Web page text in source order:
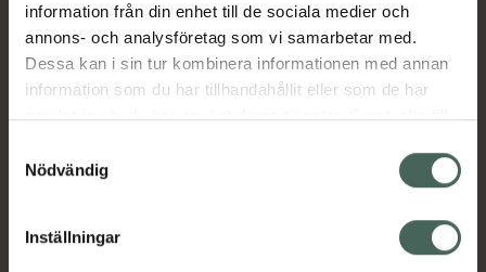
information från din enhet till de sociala medier och
annons- och analysföretag som vi samarbetar med.
Dessa kan i sin tur kombinera informationen med annan
information som du har tillhandahållit eller som de har
samlat in när du har använt deras tjänster. Samtycke till
återkalla ditt samtycke via webbplatsens
cookieinställningar. Ett återkallat samtycke påverkar inte
lagligheten av behandling som skett innan återkallelsen.
Nödvändig
Inställningar
Läs alltid bipacksedeln innan
användning.
EAN:07046265288701
Bipacksedel från FASS Visa